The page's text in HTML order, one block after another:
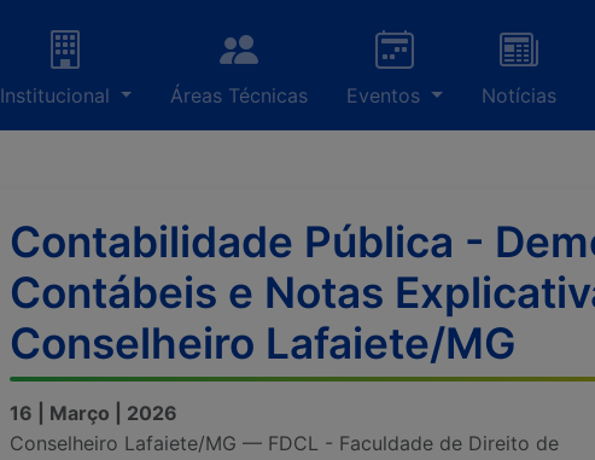
Institucional Áreas Técnicas Eventos Notícias
Contabilidade Pública -
Contábeis e Notas
Conselheiro Lafaiete/MG
16 | Março | 2026
Conselheiro Lafaiete/MG — FDCL - Faculdade de Direito de